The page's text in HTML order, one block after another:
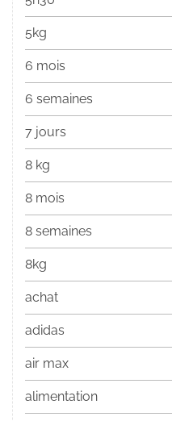
5kg
6 mois
6 semaines
7 jours
8 kg
8 mois
8 semaines
8kg
achat
adidas
air max
alimentation